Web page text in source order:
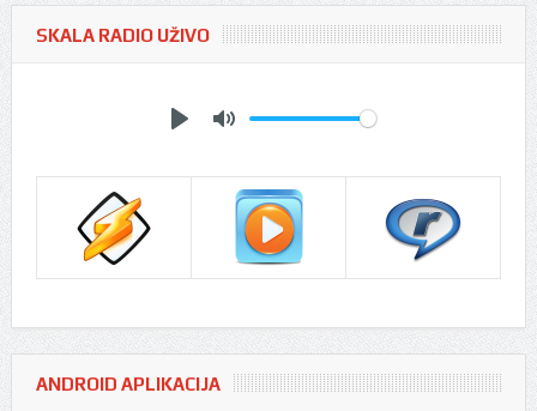
SKALA RADIO UŽIVO
ANDROID APLIKACIJA